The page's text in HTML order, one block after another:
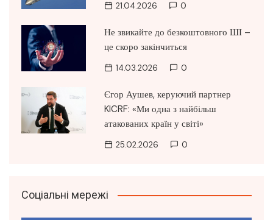
21.04.2026 0
Не звикайте до безкоштовного ШІ –
це скоро закінчиться
14.03.2026 0
Єгор Аушев, керуючий партнер
KICRF: «Ми одна з найбільш
атакованих країн у світі»
25.02.2026 0
Соціальні мережі